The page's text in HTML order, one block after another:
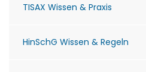
TISAX Wissen & Praxis
HinSchG Wissen & Regeln